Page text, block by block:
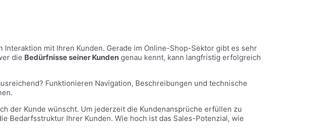
mit Ihren Kunden. Gerade im Online-Shop-Sektor gibt es sehr
die Bedürfnisse seiner Kunden genau kennt, kann langfristig erfolgreich
Funktionieren Navigation, Beschreibungen und technische
der Kunde wünscht. Um jederzeit die Kundenansprüche erfüllen zu
Bedarfsstruktur Ihrer Kunden. Wie hoch ist das Sales-Potenzial, wie